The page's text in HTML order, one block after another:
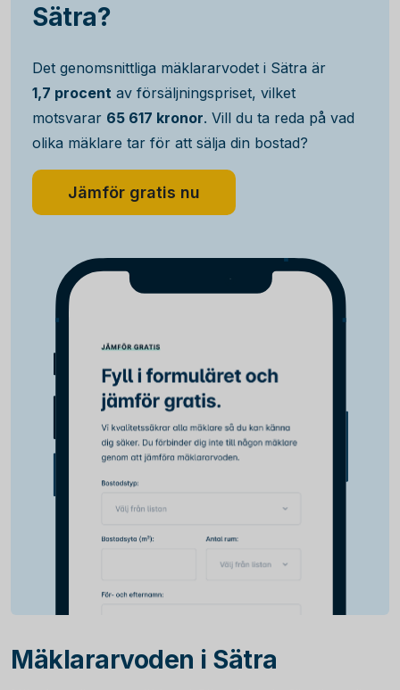
Sätra?
Det genomsnittliga mäklararvodet i Sätra är
1,7 procent av försäljningspriset, vilket
motsvarar 65 617 kronor. Vill du ta reda på vad
olika mäklare tar för att sälja din bostad?
Jämför gratis nu
Mäklararvoden i Sätra